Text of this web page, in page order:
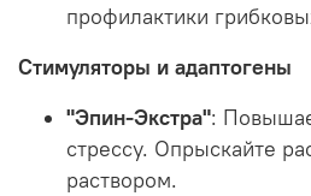
профилактики
Стимуляторы и адаптогены
"Эпин-Экстра":
стрессу. Опрыскайте
раствором.